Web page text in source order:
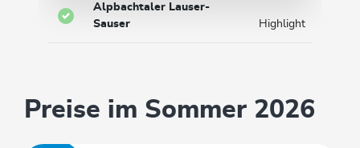
Alpbachtaler Lauser-
Sauser
Highlight
Preise im Sommer 2026